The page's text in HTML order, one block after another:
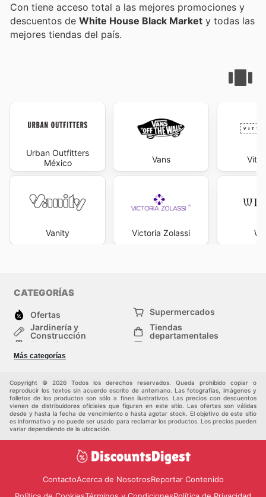
Con tiene acceso total a las mejores promociones y
descuentos de White House Black Market y todas las
mejores tiendas del país.
Urban Outfitters
México
Vanity
Vans
Victoria Zolassi
CATEGORÍAS
Ofertas
Supermercados
Jardinería y
Construcción
Tiendas
departamentales
Electrónica
Hogar
Salud y Belleza
Otros
Más categorías
Copyright © 2026 Todos los derechos reservados. Queda prohibido copiar o
reproducir los textos sin acuerdo escrito de antemano. Las fotografías, imágenes y
folletos de los productos son sólo a fines ilustrativos. Las precios con descuentos
vienen de distribuidores oficiales que figuran en este sitio. Las ofertas son válidas
desde y hasta la fecha de vencimiento o hasta agotar stock. El objetivo de este sitio
es informativo y no puede ser usado para reclamar los productos. Los precios pueden
variar dependiendo de la ubicación.
ContactoAcerca de NosotrosReportar Contenido